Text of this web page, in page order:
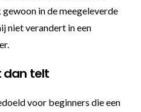
in de meegeleverde
niet verandert in een
dan telt
voor beginners die een